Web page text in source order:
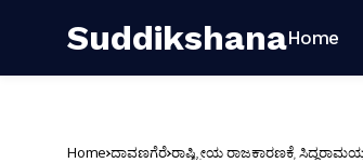
SuddikshanaHome
Home ದಾವಣಗೆರೆ ರಾಷ್ಟ್ರೀಯ ರಾಜಕಾರಣಕ್ಕೆ